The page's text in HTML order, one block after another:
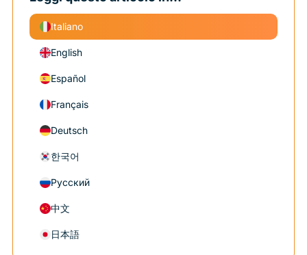
Italiano
English
Español
Français
Deutsch
한국어
Русский
中文
日本語